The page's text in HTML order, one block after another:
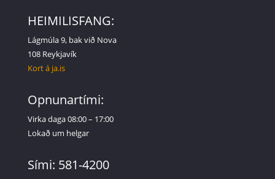
HEIMILISFANG:
Lágmúla 9, bak við Nova
108 Reykjavík
Kort á ja.is
Opnunartími:
Virka daga 08:00 – 17:00
Lokað um helgar
Sími: 581-4200